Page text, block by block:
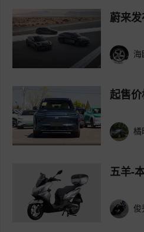
蔚来
海
起售
橘
五羊-
俊